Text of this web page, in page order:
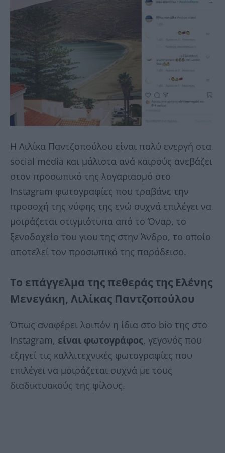
Η Λιλίκα Παντζοπούλου είναι πολύ ενεργή στα
social media και μάλιστα ανά καιρούς ανεβάζει
στον προσωπικό της λογαριασμό στο
Instagram φωτογραφίες που τραβάνε την
προσοχή της νύφης της ενώ συχνά επιλέγει να
μοιράζεται στιγμιότυπα από το Όναρ, το
ξενοδοχείο του γιου της στην Άνδρο, το οποίο
αποτελεί τον προσωπικό της παράδεισο.
Το επάγγελμα της πεθεράς της Ελένης
Μενεγάκη, Λιλίκας Παντζοπούλου
Όπως αναφέρει λοιπόν η ίδια στο bio της στο
Instagram, είναι φωτογράφος, γεγονός που
εξηγεί τις καλλιτεχνικές φωτογραφίες που
επιλέγει να μοιράζεται συχνά με τους
διαδικτυακούς της φίλους.